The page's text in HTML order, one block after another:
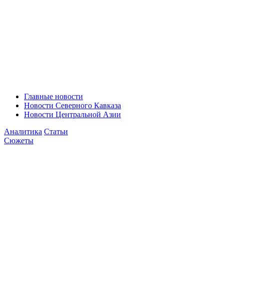
Главные новости
Новости Северного Кавказа
Новости Центральной Азии
Аналитика Статьи
Сюжеты